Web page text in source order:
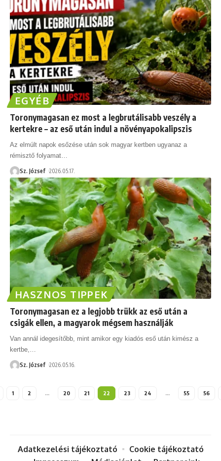
EGYÉB
Toronymagasan ez most a legbrutálisabb veszély a
kertekre – az eső után indul a növényapokalipszis
Az elmúlt napok esőzése után sok magyar kertben ugyanaz a
rémisztő folyamat…
Sz. József 2026.05.17.
HASZNOS TIPPEK
Toronymagasan ez a legjobb trükk az eső után a
csigák ellen, a magyarok mégsem használják
Van annál idegesítőbb, mint amikor egy kiadós eső után kimész a
kertbe,
Sz. József 2026.05.16.
1 2 … 20 21 22 23 24 … 55 56
Adatkezelési tájékoztató
Cookie tájékoztató